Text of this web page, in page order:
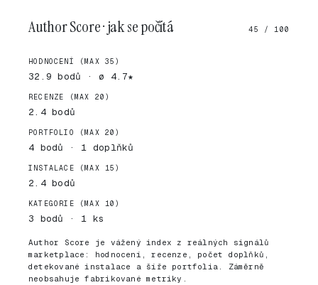
Author Score · jak se počítá 45 / 100
HODNOCENÍ (MAX 35)
32.9 bodů · ø 4.7★
RECENZE (MAX 20)
2.4 bodů
PORTFOLIO (MAX 20)
4 bodů · 1 doplňků
INSTALACE (MAX 15)
2.4 bodů
KATEGORIE (MAX 10)
3 bodů · 1 ks
Author Score je vážený index z reálných signálů
marketplace: hodnocení, recenze, počet doplňků,
detekované instalace a šíře portfolia. Záměrně
neobsahuje fabrikované metriky.